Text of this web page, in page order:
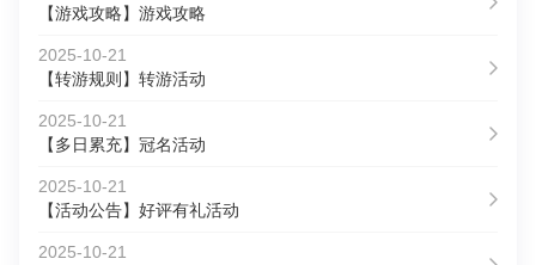
【游戏攻略】游戏攻略
2025-10-21
【转游规则】转游活动
2025-10-21
【多日累充】冠名活动
2025-10-21
【活动公告】好评有礼活动
2025-10-21